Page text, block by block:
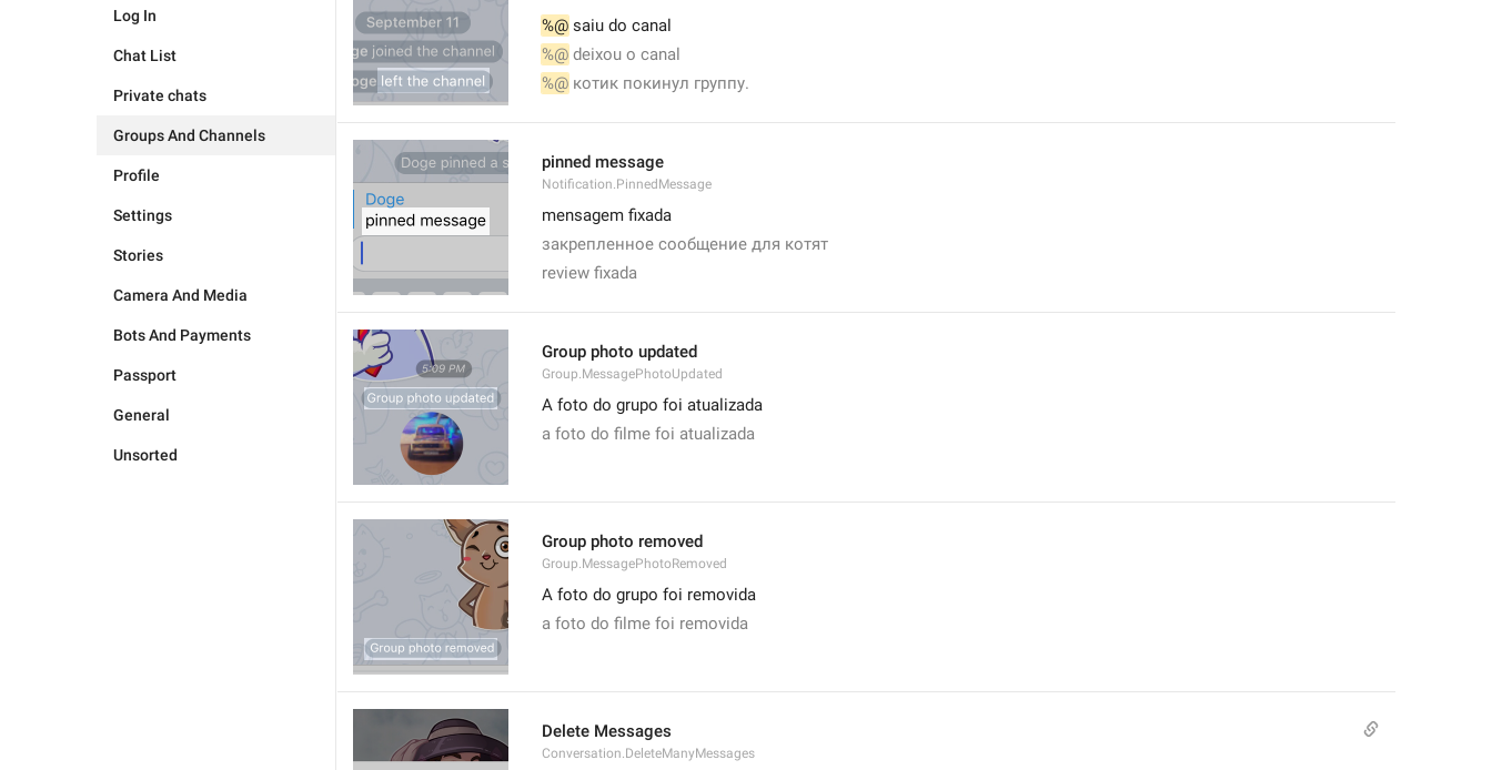
Log In
Chat List
Private chats
Groups And Channels
Profile
Settings
Stories
Camera And Media
Bots And Payments
Passport
General
Unsorted
%@ saiu do canal
%@ deixou o canal
%@ котик покинул группу.
pinned message
Notification.PinnedMessage
mensagem fixada
закрепленное сообщение для котят
review fixada
Group photo updated
Group.MessagePhotoUpdated
A foto do grupo foi atualizada
a foto do filme foi atualizada
Group photo removed
Group.MessagePhotoRemoved
A foto do grupo foi removida
a foto do filme foi removida
Delete Messages
Conversation.DeleteManyMessages